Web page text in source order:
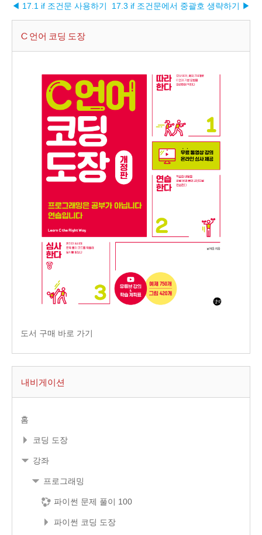
◀ 17.1 if 조건문 사용하기 17.3 if 조건문에서 중괄호 생략하기 ▶︎
C 언어 코딩 도장
도서 구매 바로 가기
내비게이션
홈
코딩 도장
강좌
프로그래밍
파이썬 문제 풀이 100
파이썬 코딩 도장